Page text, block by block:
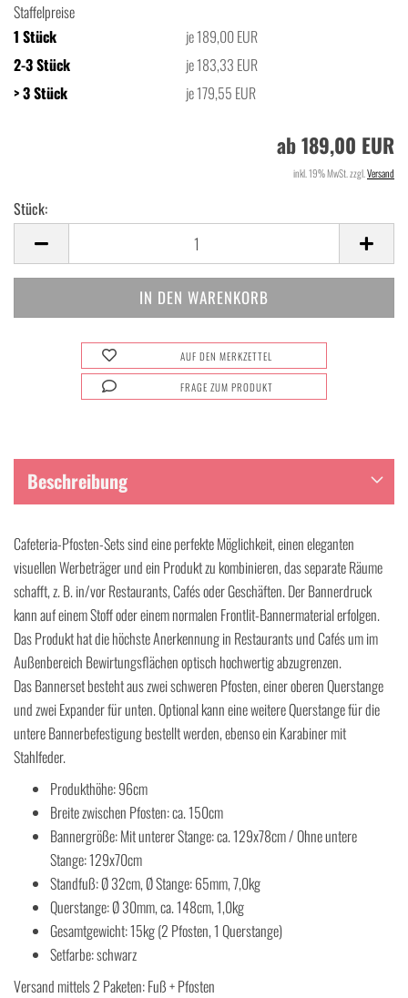
Staffelpreise
1 Stück
je 189,00 EUR
2-3 Stück
je 183,33 EUR
> 3 Stück
je 179,55 EUR
ab 189,00 EUR
inkl. 19% MwSt. zzgl. Versand
Stück:
AUF DEN MERKZETTEL
FRAGE ZUM PRODUKT
Beschreibung
Cafeteria-Pfosten-Sets sind eine perfekte Möglichkeit, einen eleganten
visuellen Werbeträger und ein Produkt zu kombinieren, das separate Räume
schafft, z. B. in/vor Restaurants, Cafés oder Geschäften. Der Bannerdruck
kann auf einem Stoff oder einem normalen Frontlit-Bannermaterial erfolgen.
Das Produkt hat die höchste Anerkennung in Restaurants und Cafés um im
Außenbereich Bewirtungsflächen optisch hochwertig abzugrenzen.
Das Bannerset besteht aus zwei schweren Pfosten, einer oberen Querstange
und zwei Expander für unten. Optional kann eine weitere Querstange für die
untere Bannerbefestigung bestellt werden, ebenso ein Karabiner mit
Stahlfeder.
Produkthöhe: 96cm
Breite zwischen Pfosten: ca. 150cm
Bannergröße: Mit unterer Stange: ca. 129x78cm / Ohne untere
Stange: 129x70cm
Standfuß: Ø 32cm, Ø Stange: 65mm, 7,0kg
Querstange: Ø 30mm, ca. 148cm, 1,0kg
Gesamtgewicht: 15kg (2 Pfosten, 1 Querstange)
Setfarbe: schwarz
Versand mittels 2 Paketen: Fuß + Pfosten